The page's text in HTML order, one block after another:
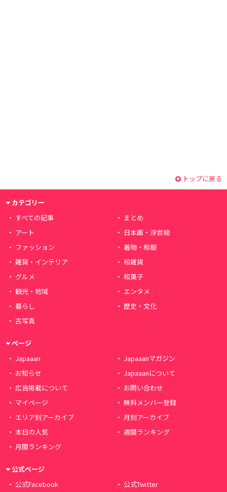
トップに戻る
カテゴリー
すべての記事
まとめ
アート
日本画・浮世絵
ファッション
着物・和服
雑貨・インテリア
和雑貨
グルメ
和菓子
観光・地域
エンタメ
暮らし
歴史・文化
古写真
ページ
Japaaan
Japaaanマガジン
お知らせ
Japaaanについて
広告掲載について
お問い合わせ
マイページ
無料メンバー登録
エリア別アーカイブ
月別アーカイブ
本日の人気
週間ランキング
月間ランキング
公式ページ
公式Facebook
公式Twitter